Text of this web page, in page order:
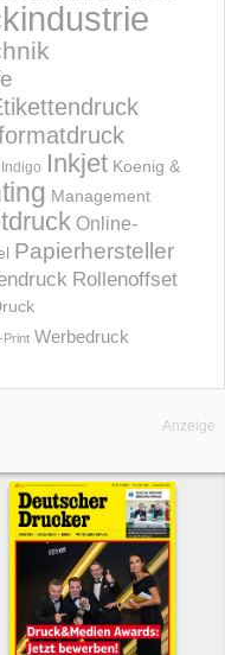
Indigo Inkjet Koenig &
Management
Online-
Papierhersteller
Rollenoffset
Print Werbedruck
Anzeige